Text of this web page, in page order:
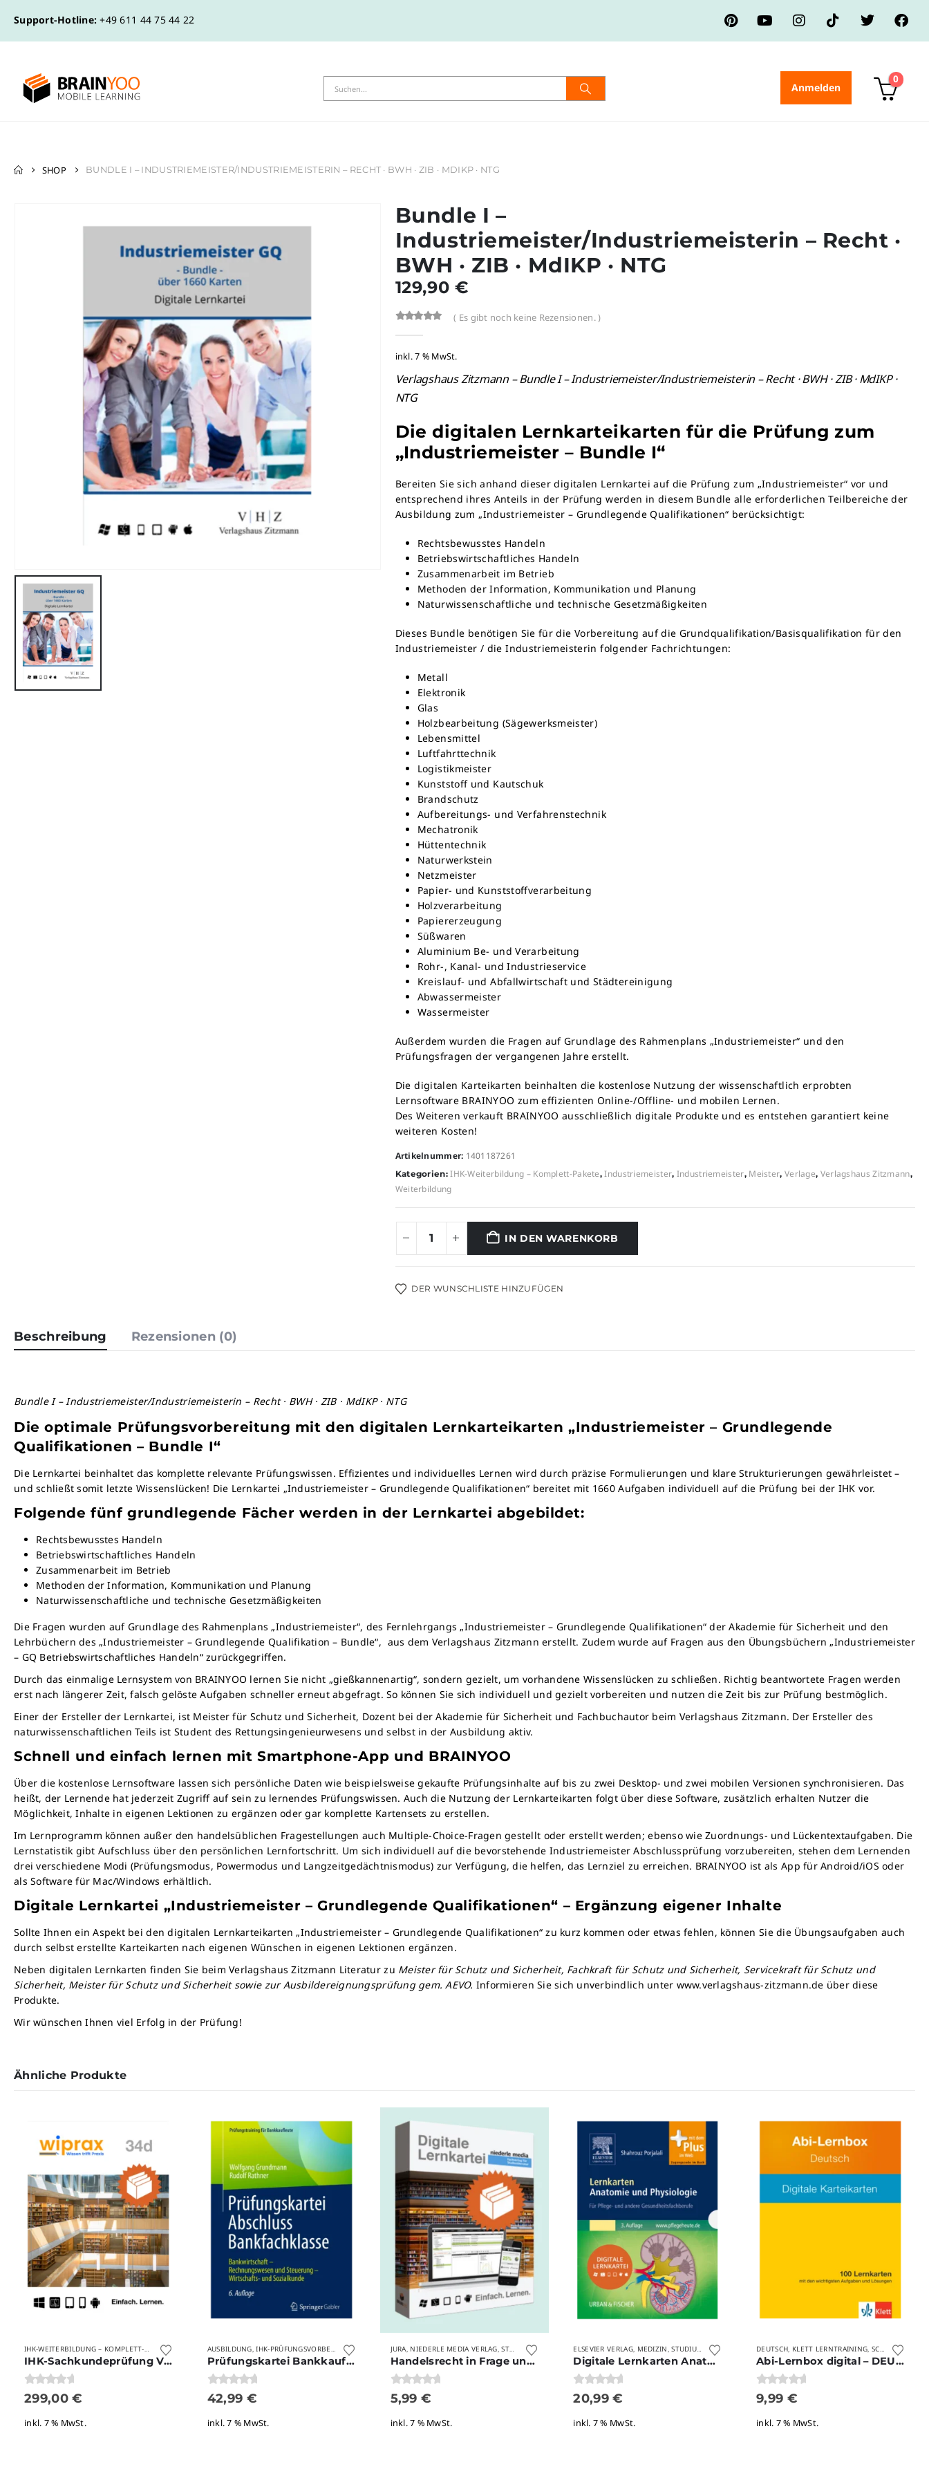
Support-Hotline: +49 611 44 75 44 22
Anmelden
0
SHOP BUNDLE I – INDUSTRIEMEISTER/INDUSTRIEMEISTERIN – RECHT · BWH · ZIB · MDIKP · NTG
Bundle I –
Industriemeister/Industriemeisterin – Recht ·
BWH · ZIB · MdIKP · NTG
129,90 €
( Es gibt noch keine Rezensionen. )
inkl. 7 % MwSt.
Verlagshaus Zitzmann – Bundle I – Industriemeister/Industriemeisterin – Recht · BWH · ZIB · MdIKP ·
NTG
Die digitalen Lernkarteikarten für die Prüfung zum
„Industriemeister – Bundle I“
Bereiten Sie sich anhand dieser digitalen Lernkartei auf die Prüfung zum „Industriemeister“ vor und
entsprechend ihres Anteils in der Prüfung werden in diesem Bundle alle erforderlichen Teilbereiche der
Ausbildung zum „Industriemeister – Grundlegende Qualifikationen“ berücksichtigt:
Rechtsbewusstes Handeln
Betriebswirtschaftliches Handeln
Zusammenarbeit im Betrieb
Methoden der Information, Kommunikation und Planung
Naturwissenschaftliche und technische Gesetzmäßigkeiten
Dieses Bundle benötigen Sie für die Vorbereitung auf die Grundqualifikation/Basisqualifikation für den
Industriemeister / die Industriemeisterin folgender Fachrichtungen:
Metall
Elektronik
Glas
Holzbearbeitung (Sägewerksmeister)
Lebensmittel
Luftfahrttechnik
Logistikmeister
Kunststoff und Kautschuk
Brandschutz
Aufbereitungs- und Verfahrenstechnik
Mechatronik
Hüttentechnik
Naturwerkstein
Netzmeister
Papier- und Kunststoffverarbeitung
Holzverarbeitung
Papiererzeugung
Süßwaren
Aluminium Be- und Verarbeitung
Rohr-, Kanal- und Industrieservice
Kreislauf- und Abfallwirtschaft und Städtereinigung
Abwassermeister
Wassermeister
Außerdem wurden die Fragen auf Grundlage des Rahmenplans „Industriemeister“ und den
Prüfungsfragen der vergangenen Jahre erstellt.
Die digitalen Karteikarten beinhalten die kostenlose Nutzung der wissenschaftlich erprobten
Lernsoftware BRAINYOO zum effizienten Online-/Offline- und mobilen Lernen.
Des Weiteren verkauft BRAINYOO ausschließlich digitale Produkte und es entstehen garantiert keine
weiteren Kosten!
Artikelnummer: 1401187261
Kategorien:IHK-Weiterbildung – Komplett-Pakete,Industriemeister, Industriemeister, Meister, Verlage, Verlagshaus Zitzmann,
Weiterbildung
IN DEN WARENKORB
Alternative:
DER WUNSCHLISTE HINZUFÜGEN
Beschreibung Rezensionen (0)
Bundle I – Industriemeister/Industriemeisterin – Recht · BWH · ZIB · MdIKP · NTG
Die optimale Prüfungsvorbereitung mit den digitalen Lernkarteikarten „Industriemeister – Grundlegende
Qualifikationen – Bundle I“
Die Lernkartei beinhaltet das komplette relevante Prüfungswissen. Effizientes und individuelles Lernen wird durch präzise Formulierungen und klare Strukturierungen gewährleistet –
und schließt somit letzte Wissenslücken! Die Lernkartei „Industriemeister – Grundlegende Qualifikationen“ bereitet mit 1660 Aufgaben individuell auf die Prüfung bei der IHK vor.
Folgende fünf grundlegende Fächer werden in der Lernkartei abgebildet:
Rechtsbewusstes Handeln
Betriebswirtschaftliches Handeln
Zusammenarbeit im Betrieb
Methoden der Information, Kommunikation und Planung
Naturwissenschaftliche und technische Gesetzmäßigkeiten
Die Fragen wurden auf Grundlage des Rahmenplans „Industriemeister“, des Fernlehrgangs „Industriemeister – Grundlegende Qualifikationen“ der Akademie für Sicherheit und den
Lehrbüchern des „Industriemeister – Grundlegende Qualifikation – Bundle“, aus dem Verlagshaus Zitzmann erstellt. Zudem wurde auf Fragen aus den Übungsbüchern „Industriemeister
– GQ Betriebswirtschaftliches Handeln“ zurückgegriffen.
Durch das einmalige Lernsystem von BRAINYOO lernen Sie nicht „gießkannenartig“, sondern gezielt, um vorhandene Wissenslücken zu schließen. Richtig beantwortete Fragen werden
erst nach längerer Zeit, falsch gelöste Aufgaben schneller erneut abgefragt. So können Sie sich individuell und gezielt vorbereiten und nutzen die Zeit bis zur Prüfung bestmöglich.
Einer der Ersteller der Lernkartei, ist Meister für Schutz und Sicherheit, Dozent bei der Akademie für Sicherheit und Fachbuchautor beim Verlagshaus Zitzmann. Der Ersteller des
naturwissenschaftlichen Teils ist Student des Rettungsingenieurwesens und selbst in der Ausbildung aktiv.
Schnell und einfach lernen mit Smartphone-App und BRAINYOO
Über die kostenlose Lernsoftware lassen sich persönliche Daten wie beispielsweise gekaufte Prüfungsinhalte auf bis zu zwei Desktop- und zwei mobilen Versionen synchronisieren. Das
heißt, der Lernende hat jederzeit Zugriff auf sein zu lernendes Prüfungswissen. Auch die Nutzung der Lernkarteikarten folgt über diese Software, zusätzlich erhalten Nutzer die
Möglichkeit, Inhalte in eigenen Lektionen zu ergänzen oder gar komplette Kartensets zu erstellen.
Im Lernprogramm können außer den handelsüblichen Fragestellungen auch Multiple-Choice-Fragen gestellt oder erstellt werden; ebenso wie Zuordnungs- und Lückentextaufgaben. Die
Lernstatistik gibt Aufschluss über den persönlichen Lernfortschritt. Um sich individuell auf die bevorstehende Industriemeister Abschlussprüfung vorzubereiten, stehen dem Lernenden
drei verschiedene Modi (Prüfungsmodus, Powermodus und Langzeitgedächtnismodus) zur Verfügung, die helfen, das Lernziel zu erreichen. BRAINYOO ist als App für Android/iOS oder
als Software für Mac/Windows erhältlich.
Digitale Lernkartei „Industriemeister – Grundlegende Qualifikationen“ – Ergänzung eigener Inhalte
Sollte Ihnen ein Aspekt bei den digitalen Lernkarteikarten „Industriemeister – Grundlegende Qualifikationen“ zu kurz kommen oder etwas fehlen, können Sie die Übungsaufgaben auch
durch selbst erstellte Karteikarten nach eigenen Wünschen in eigenen Lektionen ergänzen.
Neben digitalen Lernkarten finden Sie beim Verlagshaus Zitzmann Literatur zu Meister für Schutz und Sicherheit, Fachkraft für Schutz und Sicherheit, Servicekraft für Schutz und
Sicherheit, Meister für Schutz und Sicherheit sowie zur Ausbildereignungsprüfung gem. AEVO. Informieren Sie sich unverbindlich unter www.verlagshaus-zitzmann.de über diese
Produkte.
Wir wünschen Ihnen viel Erfolg in der Prüfung!
Ähnliche Produkte
IHK-WEITERBILDUNG – KOMPLETT-PAKETE , ,WEITERBILDUNG,WIPRAX
IHK-Sachkundeprüfung Versicherungsfachmann / Versicherungsfachfrau nach § 34d GewO – Laufzeit 24 Monate
0von 5
299,00€
inkl. 7 % MwSt.
AUSBILDUNG,IHK-PRÜFUNGSVORBEREITUNG SPRINGER,VERLAGE
Prüfungskartei Bankkaufmann/Bankkauffrau – Abschluss Bankfachklasse – Grundmann/Rathner
0von 5
42,99 €
inkl. 7 % MwSt.
JURA, NIEDERLE MEDIA VERLAG,STUDIUM ,
Handelsrecht in Frage und Antwort
0von 5
5,99€
inkl. 7 % MwSt.
ELSEVIER VERLAG, MEDIZIN,STUDIUM VERLAGE
Digitale Lernkarten Anatomie und Physiologie
0von 5
20,99€
inkl. 7 % MwSt.
DEUTSCH, KLETT LERNTRAINING, SCHULE ,
Abi-Lernbox digital – DEUTSCH 2.0
0von 5
9,99 €
inkl. 7 % MwSt.